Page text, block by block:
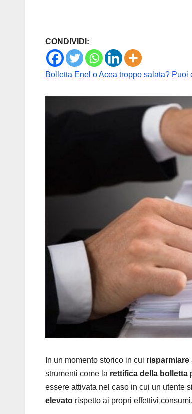
CONDIVIDI:
Bolletta Enel o Acea troppo salata?
In un momento storico in cui risparmiare
strumenti come la rettifica della bolletta
essere attivata nel caso in cui un utente
elevato rispetto ai propri effettivi consumi.